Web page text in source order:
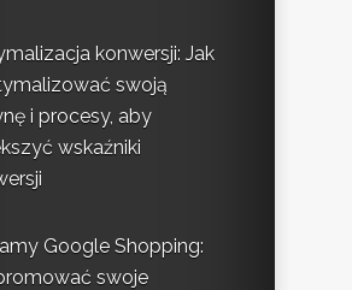
konwersji: Jak
swoją
i procesy, aby
wskaźniki
Google Shopping:
swoje